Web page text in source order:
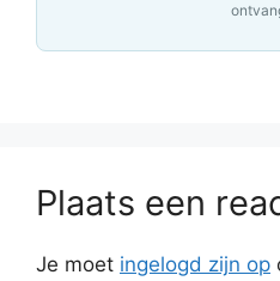
Plaats een
Je moet ingelogd zijn op